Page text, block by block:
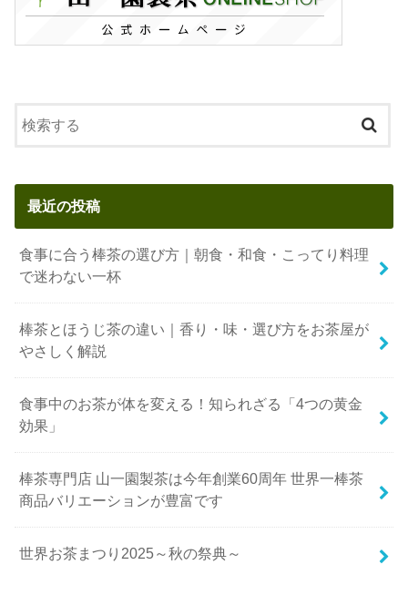
最近の投稿
食事に合う棒茶の選び方｜朝食・和食・こってり料理
で迷わない一杯
棒茶とほうじ茶の違い｜香り・味・選び方をお茶屋が
やさしく解説
食事中のお茶が体を変える！知られざる「4つの黄金
効果」
棒茶専門店 山一園製茶は今年創業60周年 世界一棒茶
商品バリエーションが豊富です
世界お茶まつり2025～秋の祭典～